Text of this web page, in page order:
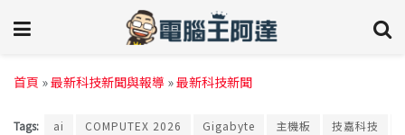
首頁 »最新科技新聞與報導 »最新科技新聞
Tags: ai COMPUTEX 2026 Gigabyte 主機板 技嘉科技